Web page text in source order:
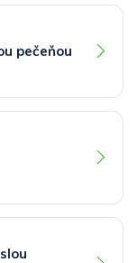
pečeňou